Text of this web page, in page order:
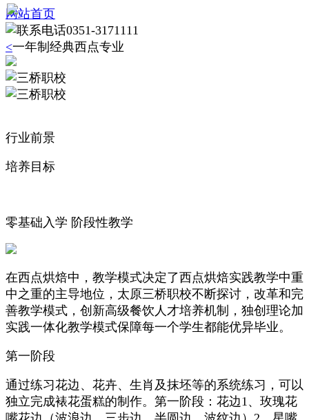
网站首页
0351-3171111
<一年制经典西点专业
行业前景
培养目标
零基础入学 阶段性教学
在西点烘焙中，教学模式决定了西点烘焙实践教学中重
中之重的主导地位，太原三桥职校不断探讨，改革和完
善教学模式，创新高级餐饮人才培养机制，独创理论加
实践一体化教学模式保障每一个学生都能优异毕业。
第一阶段
通过练习花边、花卉、生肖及抹坯等的系统练习，可以
独立完成裱花蛋糕的制作。第一阶段：花边1、玫瑰花